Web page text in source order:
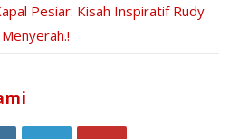
Pesiar: Kisah Inspiratif Rudy